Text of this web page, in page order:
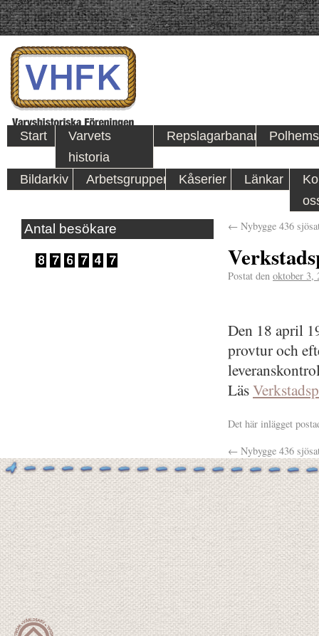
Start
Varvets
historia
Repslagarbanan
Bildarkiv Arbetsgrupper Kåserier Länkar
Antal besökare ← Nybygge 436
Postat den oktober 3,
Den 18 april
provtur och
Läs
Det här inlägget
← Nybygge 436